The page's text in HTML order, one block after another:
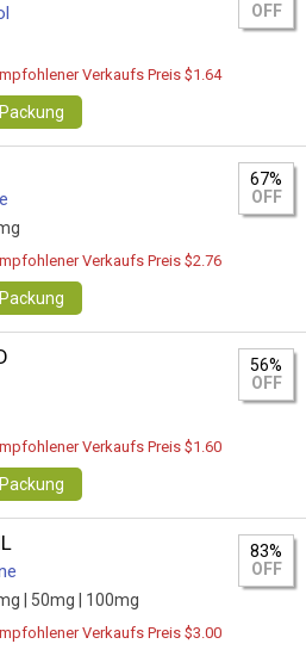
OFF
Verkaufs Preis $1.64
67%
OFF
Verkaufs Preis $2.76
56%
OFF
Verkaufs Preis $1.60
| 50mg | 100mg
83%
OFF
Verkaufs Preis $3.00